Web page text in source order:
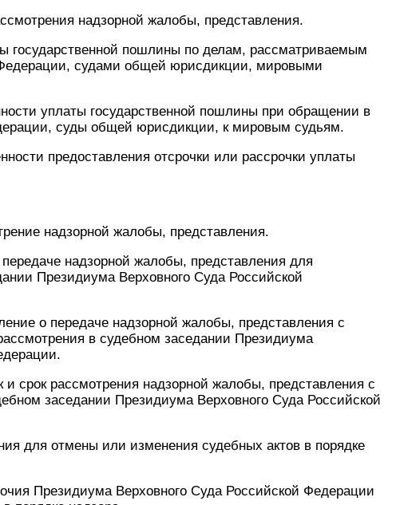
надзорной жалобы, представления.
государственной пошлины по делам, рассматриваемым
судами общей юрисдикции, мировыми
уплаты государственной пошлины при обращении в
суды общей юрисдикции, к мировым судьям.
предоставления отсрочки или рассрочки уплаты
надзорной жалобы, представления.
надзорной жалобы, представления для
Президиума Верховного Суда Российской
о передаче надзорной жалобы, представления с
в судебном заседании Президиума
срок рассмотрения надзорной жалобы, представления с
заседании Президиума Верховного Суда Российской
для отмены или изменения судебных актов в порядке
Президиума Верховного Суда Российской Федерации